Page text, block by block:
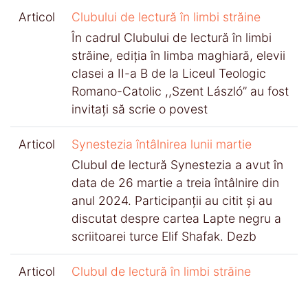
Articol
Clubului de lectură în limbi străine
În cadrul Clubului de lectură în limbi
străine, ediția în limba maghiară, elevii
clasei a II-a B de la Liceul Teologic
Romano-Catolic ,,Szent László’’ au fost
invitați să scrie o povest
Articol
Synestezia întâlnirea lunii martie
Clubul de lectură Synestezia a avut în
data de 26 martie a treia întâlnire din
anul 2024. Participanții au citit și au
discutat despre cartea Lapte negru a
scriitoarei turce Elif Shafak. Dezb
Articol
Clubul de lectură în limbi străine